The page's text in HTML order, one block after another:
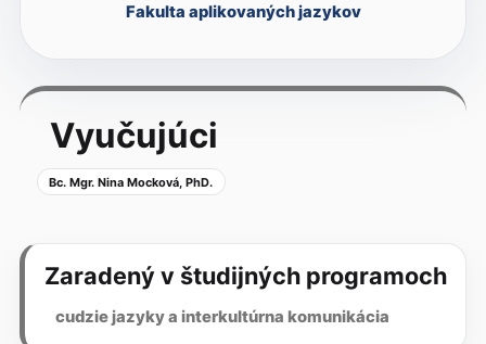
Fakulta aplikovaných jazykov
Vyučujúci
Bc. Mgr. Nina Mocková, PhD.
Zaradený v študijných programoch
cudzie jazyky a interkultúrna komunikácia